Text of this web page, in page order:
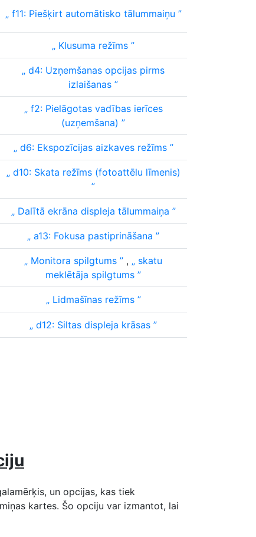
f11: Piešķirt automātisko tālummaiņu
Klusuma režīms
d4: Uzņemšanas opcijas pirms
izlaišanas
f2: Pielāgotas vadības ierīces
(uzņemšana)
d6: Ekspozīcijas aizkaves režīms
d10: Skata režīms (fotoattēlu līmenis)
Dalītā ekrāna displeja tālummaiņa
a13: Fokusa pastiprināšana
Monitora spilgtums ,
skatu
meklētāja spilgtums
Lidmašīnas režīms
d12: Siltas displeja krāsas
un opcijas, kas tiek
kartes. Šo opciju var izmantot, lai